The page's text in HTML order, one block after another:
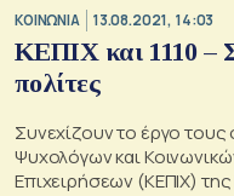
ΚΟΙΝΩΝΙΑ 13.08.2021, 14:03
ΚΕΠΙΧ και 1110 –
πολίτες
Συνεχίζουν το έργο
Ψυχολόγων και
Επιχειρήσεων (ΚΕΠΙΧ) της